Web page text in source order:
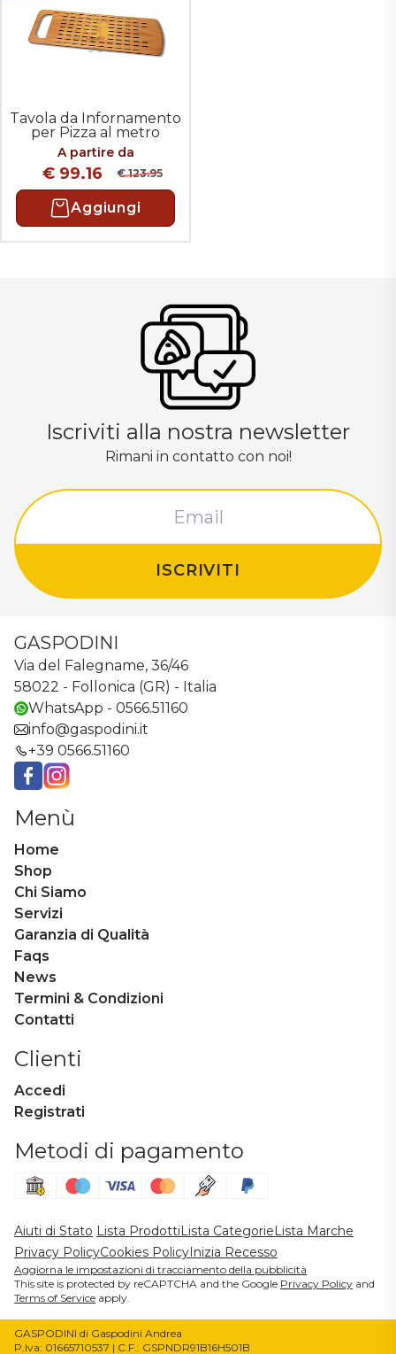
Tavola da Infornamento
per Pizza al metro
Forata con
Impugnatura
A partire da
€ 99.16 € 123.95
Aggiungi
Iscriviti alla nostra newsletter
Rimani in contatto con noi!
ISCRIVITI
GASPODINI
Via del Falegname, 36/46
58022 - Follonica (GR) - Italia
WhatsApp - 0566.51160
info@gaspodini.it
+39 0566.51160
Menù
Home
Shop
Chi Siamo
Servizi
Garanzia di Qualità
Faqs
News
Termini & Condizioni
Contatti
Clienti
Accedi
Registrati
Metodi di pagamento
Aiuti di Stato Lista ProdottiLista CategorieLista Marche
Privacy PolicyCookies PolicyInizia Recesso
Aggiorna le impostazioni di tracciamento della pubblicità
This site is protected by reCAPTCHA and the Google Privacy Policy and
Terms of Service apply.
GASPODINI di Gaspodini Andrea
P.Iva: 01665710537 | C.F.: GSPNDR91B16H501B